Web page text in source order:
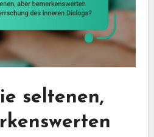
seltenen,